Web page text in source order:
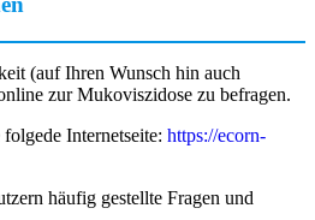
(auf Ihren Wunsch hin auch
zur Mukoviszidose zu befragen.
Internetseite: https://ecorn-
häufig gestellte Fragen und